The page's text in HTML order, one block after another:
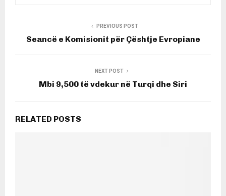
PREVIOUS POST
Seancë e Komisionit për Çështje Evropiane
NEXT POST
Mbi 9,500 të vdekur në Turqi dhe Siri
RELATED POSTS